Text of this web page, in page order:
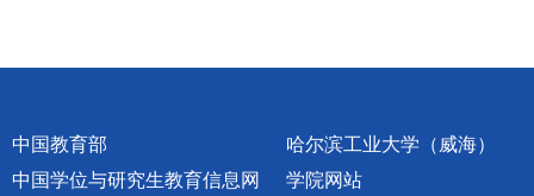
中国教育部
哈尔滨工业大学（威海）
中国学位与研究生教育信息网
学院网站